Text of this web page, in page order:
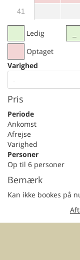
41
Ledig
Optaget
Varighed
-
Pris
Periode
Ankomst
Afrejse
Varighed
Personer
Op til 6 personer
Bemærk
Kan ikke bookes på